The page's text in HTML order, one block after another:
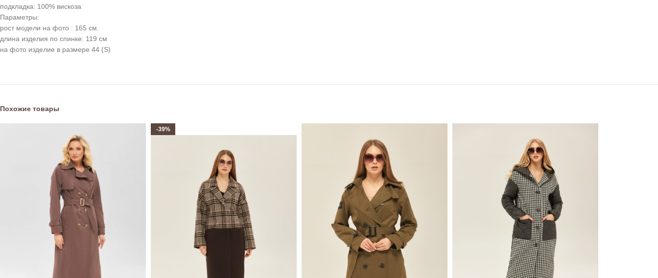
подкладка: 100% вискоза
Параметры:
рост модели на фото : 165 см.
длина изделия по спинке: 119 см
на фото изделие в размере 44 (S)
Похожие товары
-39%